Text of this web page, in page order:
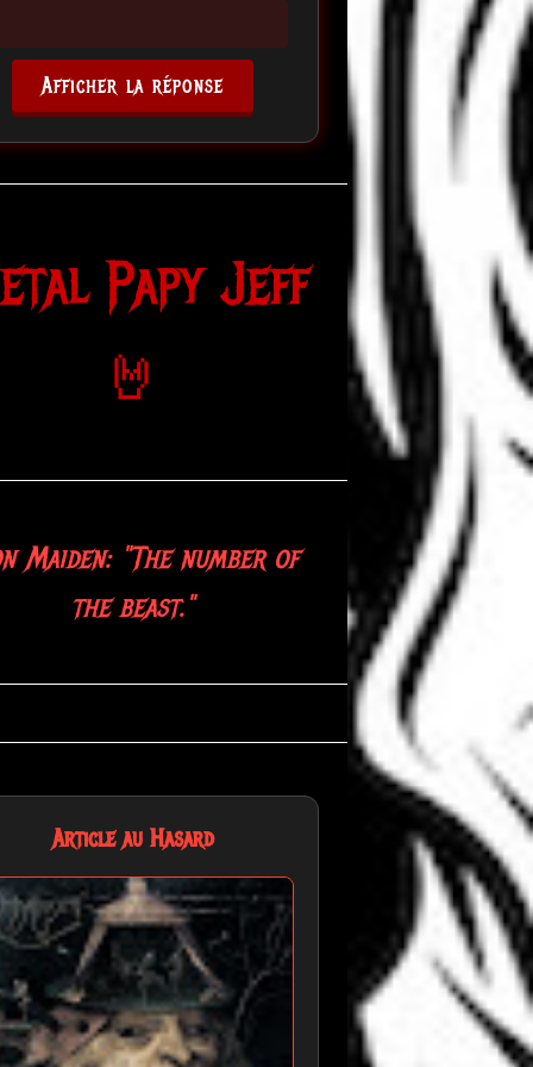
Afficher la réponse
Papy Jeff
🤘
Maiden: "The number of
the beast."
Article au Hasard